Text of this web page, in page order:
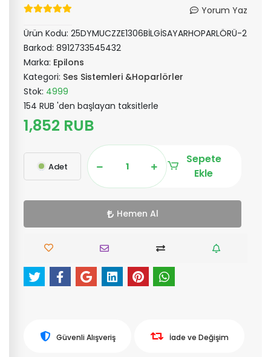
Yorum Yaz
Ürün Kodu: 25DYMUCZZE1306BİLGİSAYARHOPARLÖRÜ-2
Barkod: 8912733545432
Marka: Epilons
Kategori: Ses Sistemleri &Hoparlörler
Stok: 4999
154 RUB 'den başlayan taksitlerle
1,852 RUB
Adet
Sepete
Ekle
Hemen Al
Güvenli Alışveriş İade ve Değişim